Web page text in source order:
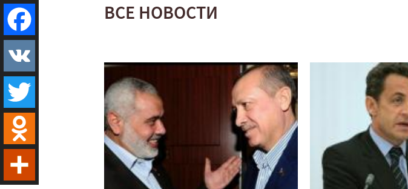
ВСЕ НОВОСТИ
Facebook
VK
Twitter
Odnoklassniki